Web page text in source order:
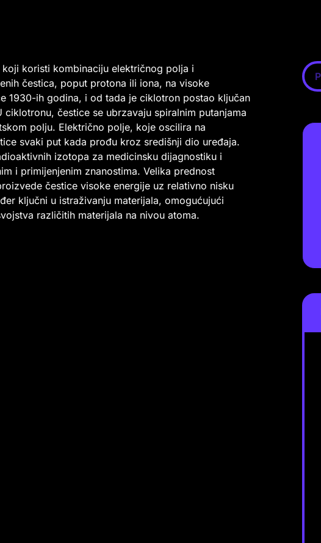
koristi kombinaciju električnog polja i
čestica, poput protona ili iona, na visoke
1930-ih godina, i od tada je ciklotron postao ključan
čestice se ubrzavaju spiralnim putanjama
polju. Električno polje, koje oscilira na
svaki put kada prođu kroz središnji dio uređaja.
izotopa za medicinsku dijagnostiku i
i primijenjenim znanostima. Velika prednost
čestice visoke energije uz relativno nisku
ključni u istraživanju materijala, omogućujući
različitih materijala na nivou atoma.